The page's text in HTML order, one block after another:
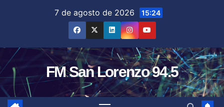
7 de agosto de 2026 15:24
FM San Lorenzo 94.5